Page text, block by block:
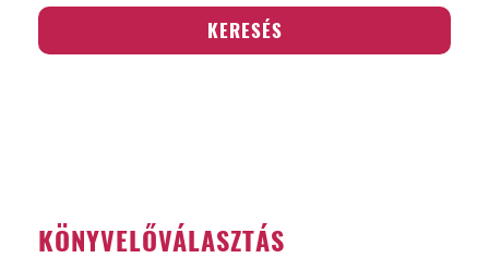
KÖNYVELŐVÁLASZTÁS